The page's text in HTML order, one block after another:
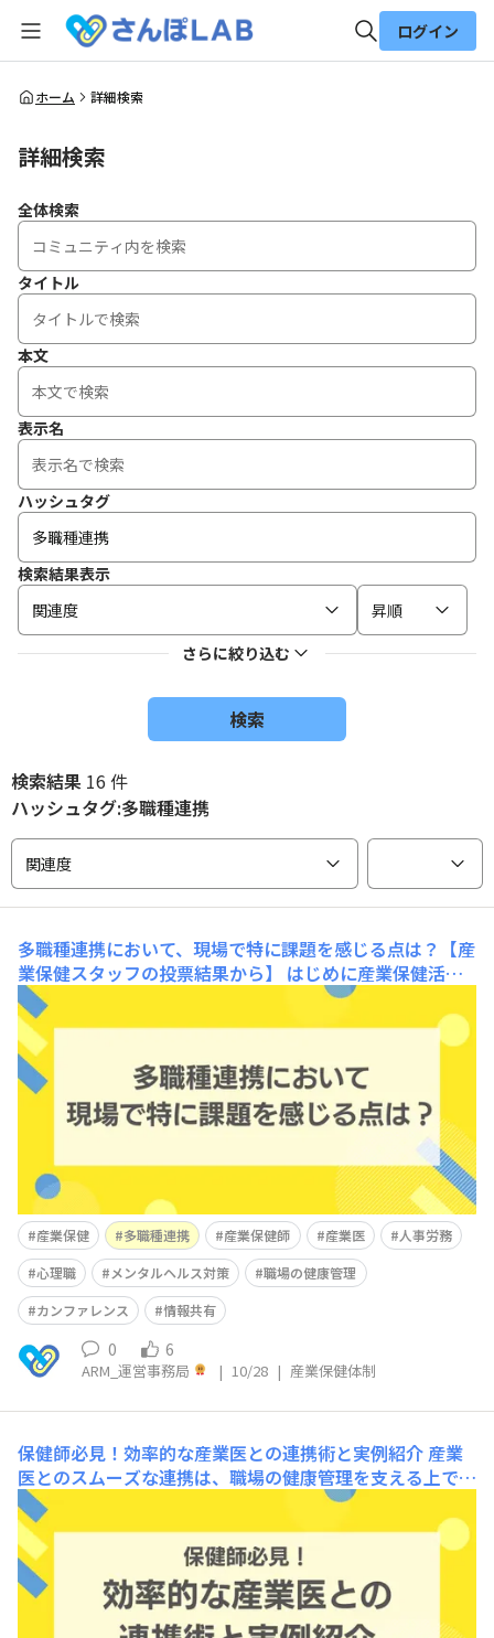
全体検索
ログイン
ホーム 詳細検索
詳細検索
全体検索
タイトル
本文
表示名
ハッシュタグ
検索結果表示
関連度
昇順
さらに絞り込む
検索
検索結果 16 件
ハッシュタグ:多職種連携
関連度
多職種連携において、現場で特に課題を感じる点は？【産
業保健スタッフの投票結果から】
はじめに産業保健活動
では、産業医・産業看護職・衛生管理者・人事労務担当
者・心理職・主治医など、複数の職種が関わります。それ
ぞれの役割や専門性を活かすことで、より効果的な支援が
可能になりますが、実際の現場では「連携の難しさ」を感
じる声が少なくありません。今回の投票では、産業保健ス
タッフの皆さんに「多職
産業保健 多職種連携 産業保健師 産業医
人事労務
心理職
メンタルヘルス対策
職場の健康管理
カンファレンス
情報共有
0 6
ARM_運営事務局 | 10/28 | 産業保健体制
保健師必見！効率的な産業医との連携術と実例紹介 産業
医とのスムーズな連携は、職場の健康管理を支える上で欠
かせません。しかし、専属産業医と嘱託産業医の違いや、
それぞれの業務内容、連携のポイントについて詳しく知っ
ている保健師は意外と少ないかもしれません。本記事で
は、産業医との効率的な連携方法をわかりやすく解説し、
実際の事例を交えながら成功するコツをご